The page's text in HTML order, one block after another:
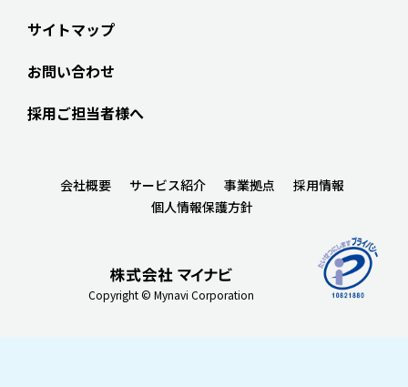
サイトマップ
お問い合わせ
採用ご担当者様へ
Copyright © Mynavi Corporation
会社概要 サービス紹介 事業拠点
採用情報
個人情報保護方針